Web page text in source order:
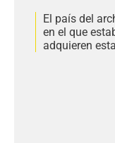
El país del
en el que
adquieren